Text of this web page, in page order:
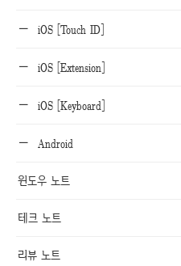
iOS [Touch ID]
iOS [Extension]
iOS [Keyboard]
Android
윈도우 노트
테크 노트
리뷰 노트